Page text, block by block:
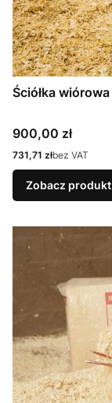
Cena
900,00 zł
Cena
731,71 złbez VAT
Zobacz produkt